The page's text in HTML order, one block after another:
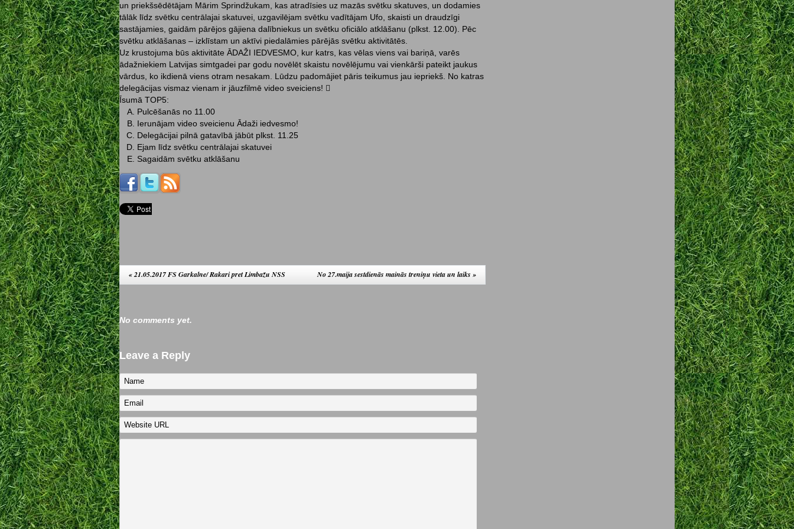
un priekšsēdētājam Mārim Sprindžukam, kas atradīsies uz mazās svētku skatuves, un dodamies
tālāk līdz svētku centrālajai skatuvei, uzgavilējam svētku vadītājam Ufo, skaisti un draudzīgi
sastājamies, gaidām pārējos gājiena dalībniekus un svētku oficiālo atklāšanu (plkst. 12.00). Pēc
svētku atklāšanas – izklīstam un aktīvi piedalāmies pārējās svētku aktivitātēs.
Uz krustojuma būs aktivitāte ĀDAŽI IEDVESMO, kur katrs, kas vēlas viens vai bariņā, varēs
ādažniekiem Latvijas simtgadei par godu novēlēt skaistu novēlējumu vai vienkārši pateikt jaukus
vārdus, ko ikdienā viens otram nesakam. Lūdzu padomājiet pāris teikumus jau iepriekš. No katras
delegācijas vismaz vienam ir jāuzfilmē video sveiciens! 
Īsumā TOP5:
Pulcēšanās no 11.00
Ierunājam video sveicienu Ādaži iedvesmo!
Delegācijai pilnā gatavībā jābūt plkst. 11.25
Ejam līdz svētku centrālajai skatuvei
Sagaidām svētku atklāšanu
«21.05.2017 FS Garkalne/ Rakari pret Limbažu NSS No 27.maija sestdienās mainās treniņu vieta un laiks »
No comments yet.
Leave a Reply